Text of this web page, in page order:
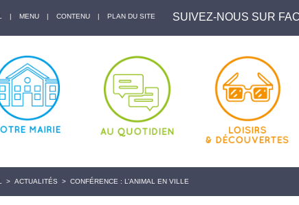
| MENU | CONTENU | PLAN DU SITE SUIVEZ-NOUS SUR
> ACTUALITÉS > CONFÉRENCE : L’ANIMAL EN VILLE